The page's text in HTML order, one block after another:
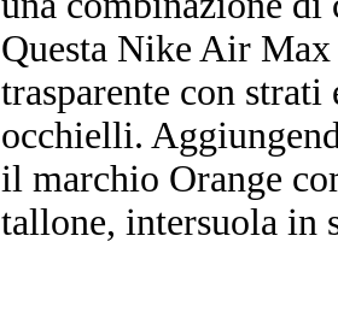
Questa Nike Air Max
trasparente con
occhielli.
il marchio Orange
tallone, intersuola in